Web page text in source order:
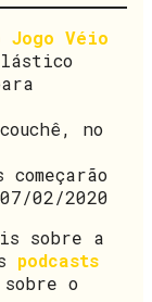
Véio
no
começarão
02/2020
sobre a
podcasts
o